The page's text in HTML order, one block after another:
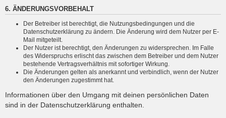
6. ÄNDERUNGSVORBEHALT
Der Betreiber ist berechtigt, die Nutzungsbedingungen und die
Datenschutzerklärung zu ändern. Die Änderung wird dem Nutzer per E-
Mail mitgeteilt.
Der Nutzer ist berechtigt, den Änderungen zu widersprechen. Im Falle
des Widerspruchs erlischt das zwischen dem Betreiber und dem Nutzer
bestehende Vertragsverhältnis mit sofortiger Wirkung.
Die Änderungen gelten als anerkannt und verbindlich, wenn der Nutzer
den Änderungen zugestimmt hat.
Informationen über den Umgang mit deinen persönlichen Daten
sind in der Datenschutzerklärung enthalten.